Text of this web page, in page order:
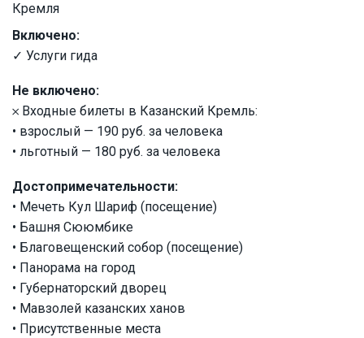
Кремля
Включено:
✓ Услуги гида
Не включено:
𐄂 Входные билеты в Казанский Кремль:
• взрослый — 190 руб. за человека
• льготный — 180 руб. за человека
Достопримечательности:
• Мечеть Кул Шариф (посещение)
• Башня Сююмбике
• Благовещенский собор (посещение)
• Панорама на город
• Губернаторский дворец
• Мавзолей казанских ханов
• Присутственные места